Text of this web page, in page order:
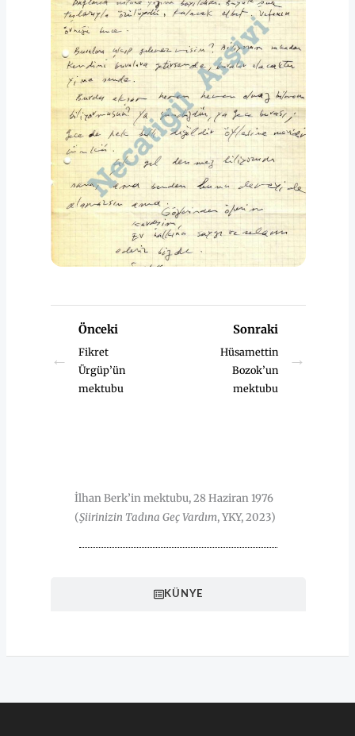
←
Önceki
Fikret
Ürgüp’ün
mektubu
Sonraki
Hüsamettin
Bozok’un
mektubu
→
KÜNYE
İlhan Berk’in mektubu, 28 Haziran 1976
(Şiirinizin Tadına Geç Vardım, YKY, 2023)